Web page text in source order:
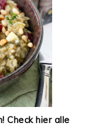
Check hier alle